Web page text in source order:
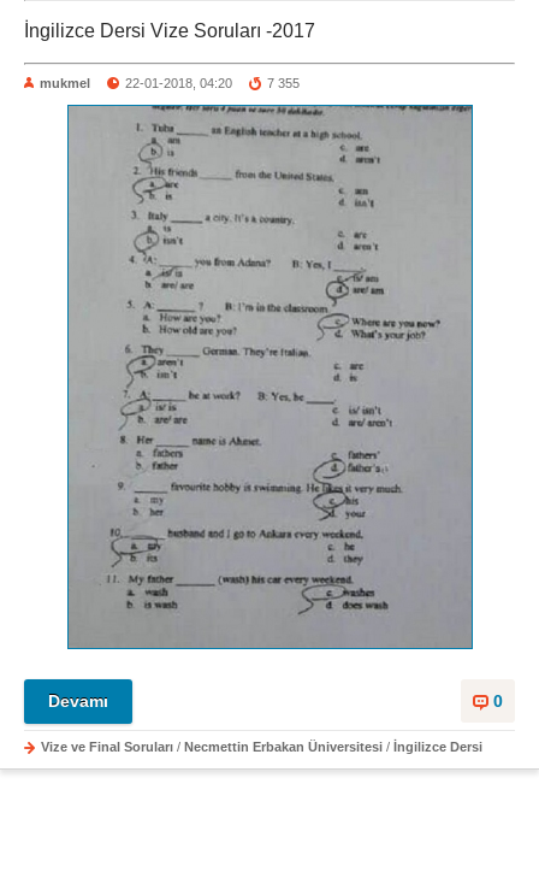
İngilizce Dersi Vize Soruları -2017
mukmel 22-01-2018, 04:20 7 355
0
Devamı
Vize ve Final Soruları / Necmettin Erbakan Üniversitesi / İngilizce Dersi